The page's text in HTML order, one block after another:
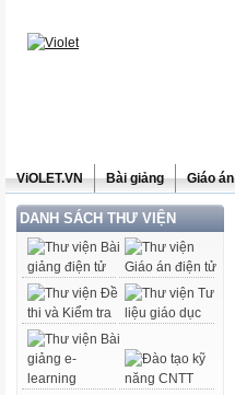
ViOLET.VN Bài giảng Giáo án
DANH SÁCH THƯ VIỆN